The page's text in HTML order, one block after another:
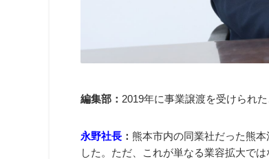
編集部： 2019年に事業譲渡を受けられ
永野社長 ： 熊本市内の同業社だった熊
した。ただ、これが単なる業容拡大で